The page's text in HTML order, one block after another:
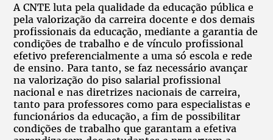
A CNTE luta pela qualidade da educação pública e
pela valorização da carreira docente e dos demais
profissionais da educação, mediante a garantia de
condições de trabalho e de vínculo profissional
efetivo preferencialmente a uma só escola e rede
de ensino. Para tanto, se faz necessário avançar
na valorização do piso salarial profissional
nacional e nas diretrizes nacionais de carreira,
tanto para professores como para especialistas e
funcionários da educação, a fim de possibilitar
condições de trabalho que garantam a efetiva